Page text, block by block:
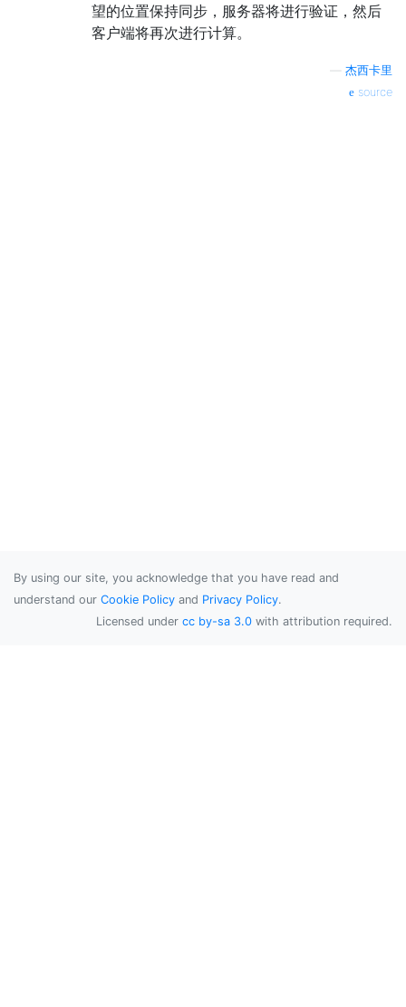
望的位置保持同步，服务器将进行验证，然后
客户端将再次进行计算。
杰西卡里
source
By using our site, you acknowledge that you have read and
understand our Cookie Policy and Privacy Policy.
Licensed under cc by-sa 3.0 with attribution required.